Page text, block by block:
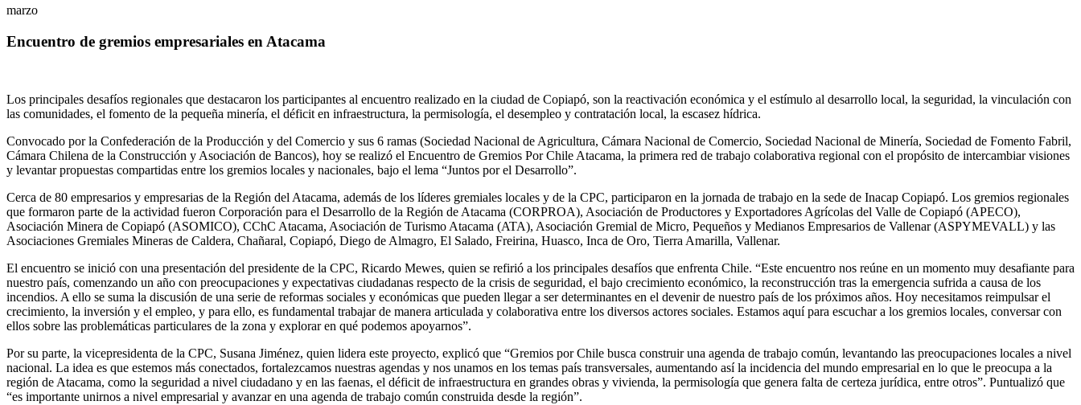
marzo
Encuentro de gremios empresariales en Atacama
Los principales desafíos regionales que destacaron los participantes al encuentro realizado en la ciudad de Copiapó, son la reactivación económica y el estímulo al desarrollo local, la seguridad, la vinculación con
las comunidades, el fomento de la pequeña minería, el déficit en infraestructura, la permisología, el desempleo y contratación local, la escasez hídrica.
Convocado por la Confederación de la Producción y del Comercio y sus 6 ramas (Sociedad Nacional de Agricultura, Cámara Nacional de Comercio, Sociedad Nacional de Minería, Sociedad de Fomento Fabril,
Cámara Chilena de la Construcción y Asociación de Bancos), hoy se realizó el Encuentro de Gremios Por Chile Atacama, la primera red de trabajo colaborativa regional con el propósito de intercambiar visiones
y levantar propuestas compartidas entre los gremios locales y nacionales, bajo el lema “Juntos por el Desarrollo”.
Cerca de 80 empresarios y empresarias de la Región del Atacama, además de los líderes gremiales locales y de la CPC, participaron en la jornada de trabajo en la sede de Inacap Copiapó. Los gremios regionales
que formaron parte de la actividad fueron Corporación para el Desarrollo de la Región de Atacama (CORPROA), Asociación de Productores y Exportadores Agrícolas del Valle de Copiapó (APECO),
Asociación Minera de Copiapó (ASOMICO), CChC Atacama, Asociación de Turismo Atacama (ATA), Asociación Gremial de Micro, Pequeños y Medianos Empresarios de Vallenar (ASPYMEVALL) y las
Asociaciones Gremiales Mineras de Caldera, Chañaral, Copiapó, Diego de Almagro, El Salado, Freirina, Huasco, Inca de Oro, Tierra Amarilla, Vallenar.
El encuentro se inició con una presentación del presidente de la CPC, Ricardo Mewes, quien se refirió a los principales desafíos que enfrenta Chile. “Este encuentro nos reúne en un momento muy desafiante para
nuestro país, comenzando un año con preocupaciones y expectativas ciudadanas respecto de la crisis de seguridad, el bajo crecimiento económico, la reconstrucción tras la emergencia sufrida a causa de los
incendios. A ello se suma la discusión de una serie de reformas sociales y económicas que pueden llegar a ser determinantes en el devenir de nuestro país de los próximos años. Hoy necesitamos reimpulsar el
crecimiento, la inversión y el empleo, y para ello, es fundamental trabajar de manera articulada y colaborativa entre los diversos actores sociales. Estamos aquí para escuchar a los gremios locales, conversar con
ellos sobre las problemáticas particulares de la zona y explorar en qué podemos apoyarnos”.
Por su parte, la vicepresidenta de la CPC, Susana Jiménez, quien lidera este proyecto, explicó que “Gremios por Chile busca construir una agenda de trabajo común, levantando las preocupaciones locales a nivel
nacional. La idea es que estemos más conectados, fortalezcamos nuestras agendas y nos unamos en los temas país transversales, aumentando así la incidencia del mundo empresarial en lo que le preocupa a la
región de Atacama, como la seguridad a nivel ciudadano y en las faenas, el déficit de infraestructura en grandes obras y vivienda, la permisología que genera falta de certeza jurídica, entre otros”. Puntualizó que
“es importante unirnos a nivel empresarial y avanzar en una agenda de trabajo común construida desde la región”.